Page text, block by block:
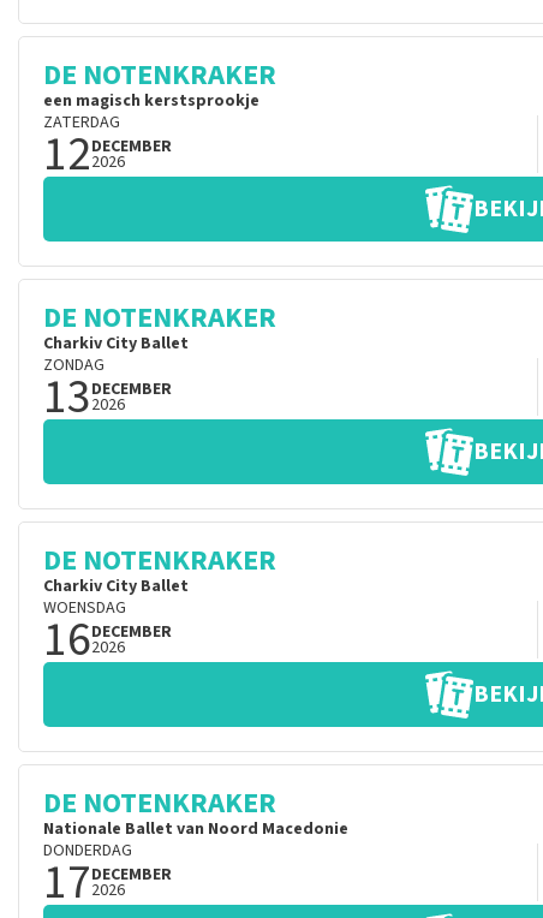
DE NOTENKRAKER
een magisch kerstsprookje
ZATERDAG
12DECEMBER
2026
DE NOTENKRAKER
Charkiv City Ballet
ZONDAG
13DECEMBER
2026
DE NOTENKRAKER
Charkiv City Ballet
WOENSDAG
16DECEMBER
2026
DE NOTENKRAKER
Nationale Ballet van Noord Macedonie
DONDERDAG
17DECEMBER
2026